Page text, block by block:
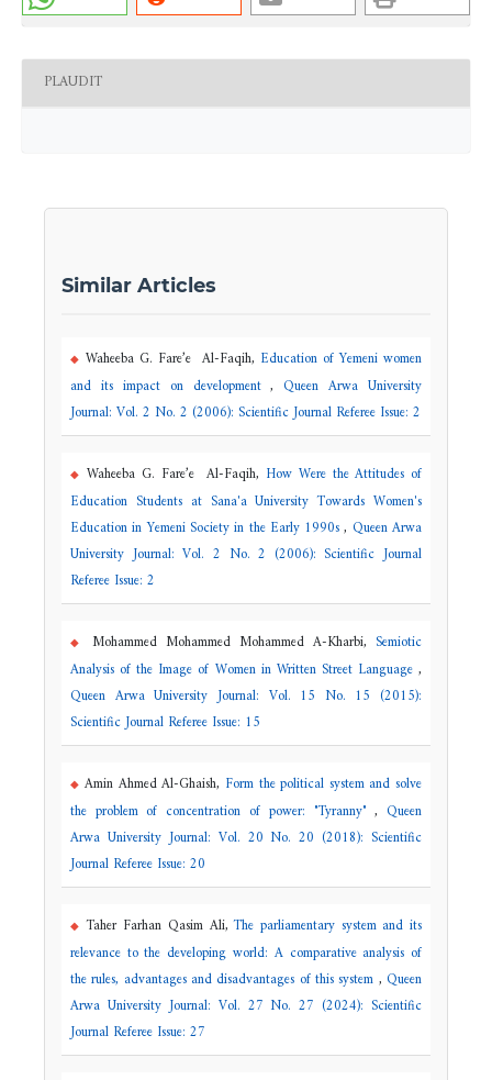
PLAUDIT
Similar Articles
Waheeba G. Fare’e Al-Faqih, Education of Yemeni women
and its impact on development,Queen Arwa University
Journal: Vol. 2 No. 2 (2006): Scientific Journal Referee Issue: 2
Waheeba G. Fare’e Al-Faqih, How Were the Attitudes of
Education Students at Sana'a University Towards Women's
Education in Yemeni Society in the Early 1990s, Queen Arwa
University Journal: Vol. 2 No. 2 (2006): Scientific Journal
Referee Issue: 2
Mohammed Mohammed Mohammed A-Kharbi, Semiotic
Analysis of the Image of Women in Written Street Language,
Queen Arwa University Journal: Vol. 15 No. 15 (2015):
Scientific Journal Referee Issue: 15
Amin Ahmed Al-Ghaish, Form the political system and solve
the problem of concentration of power: "Tyranny",Queen
Arwa University Journal: Vol. 20 No. 20 (2018): Scientific
Journal Referee Issue: 20
Taher Farhan Qasim Ali,The parliamentary system and its
relevance to the developing world: A comparative analysis of
the rules, advantages and disadvantages of this system ,Queen
Arwa University Journal: Vol. 27 No. 27 (2024): Scientific
Journal Referee Issue: 27